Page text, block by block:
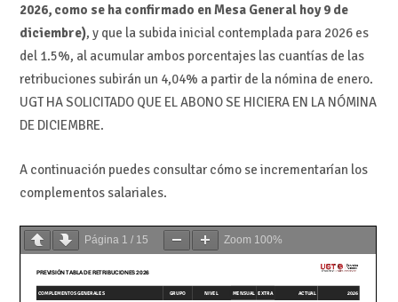
2026, como se ha confirmado en Mesa General hoy 9 de
diciembre), y que la subida inicial contemplada para 2026 es
del 1.5%, al acumular ambos porcentajes las cuantías de las
retribuciones subirán un 4,04% a partir de la nómina de enero.
UGT HA SOLICITADO QUE EL ABONO SE HICIERA EN LA NÓMINA
DE DICIEMBRE.
A continuación puedes consultar cómo se incrementarían los
complementos salariales.
Página 1 / 15 Zoom 100%